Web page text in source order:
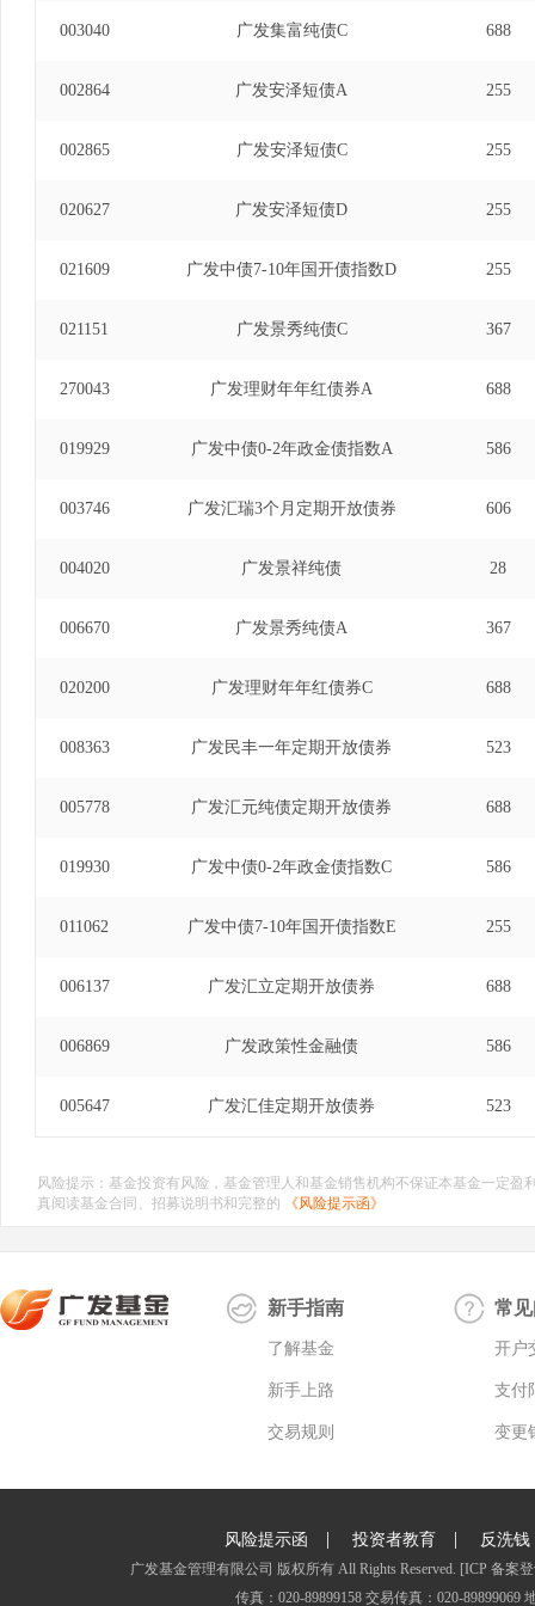
003040 广发集富纯债C 688
002864 广发安泽短债A 255
002865 广发安泽短债C 255
020627 广发安泽短债D 255
021609 广发中债7-10年国开债指数D 255
021151 广发景秀纯债C 367
270043 广发理财年年红债券A 688
019929 广发中债0-2年政金债指数A 586
003746 广发汇瑞3个月定期开放债券 606
004020 广发景祥纯债 28
006670 广发景秀纯债A 367
020200 广发理财年年红债券C 688
008363 广发民丰一年定期开放债券 523
005778 广发汇元纯债定期开放债券 688
019930 广发中债0-2年政金债指数C 586
011062 广发中债7-10年国开债指数E 255
006137 广发汇立定期开放债券 688
006869 广发政策性金融债 586
005647 广发汇佳定期开放债券 523
风险提示：基金投资有风险，基金管理人和基金销售机构不保证本基金一定
真阅读基金合同、招募说明书和完整的
《风险提示函》
新手指南
了解基金
新手上路
交易规则
常
开户
支付
变更
风险提示函 | 投资者教育 | 反洗钱
广发基金管理有限公司 版权所有 All Rights Reserved. [ICP 备案
传真：020-89899158 交易传真：020-